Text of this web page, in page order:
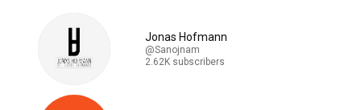
Jonas Hofmann
@Sanojnam
2.62K subscribers